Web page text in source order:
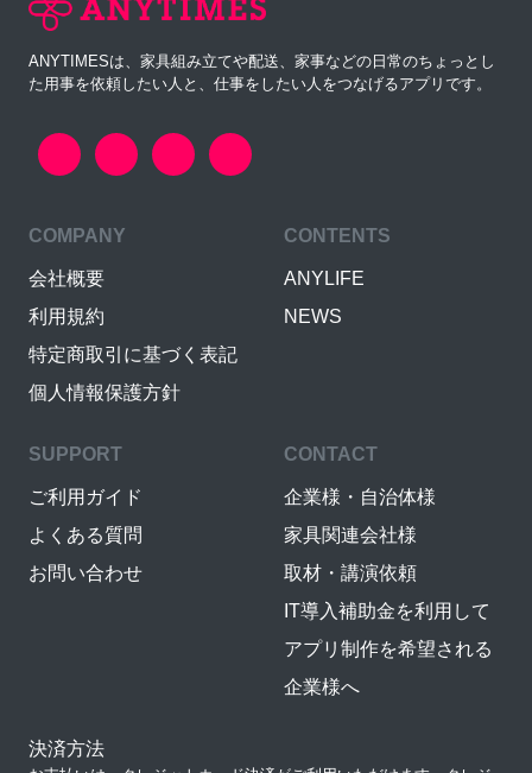
ANYTIMESは、家具組み立てや配送、家事などの日常のちょっとし
た用事を依頼したい人と、仕事をしたい人をつなげるアプリです。
COMPANY
会社概要
利用規約
特定商取引に基づく表記
個人情報保護方針
CONTENTS
ANYLIFE
NEWS
SUPPORT
ご利用ガイド
よくある質問
お問い合わせ
CONTACT
企業様・自治体様
家具関連会社様
取材・講演依頼
IT導入補助金を利用して
アプリ制作を希望される
企業様へ
決済方法